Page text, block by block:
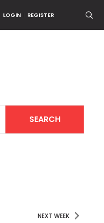
LOGIN | REGISTER
NEXT WEEK